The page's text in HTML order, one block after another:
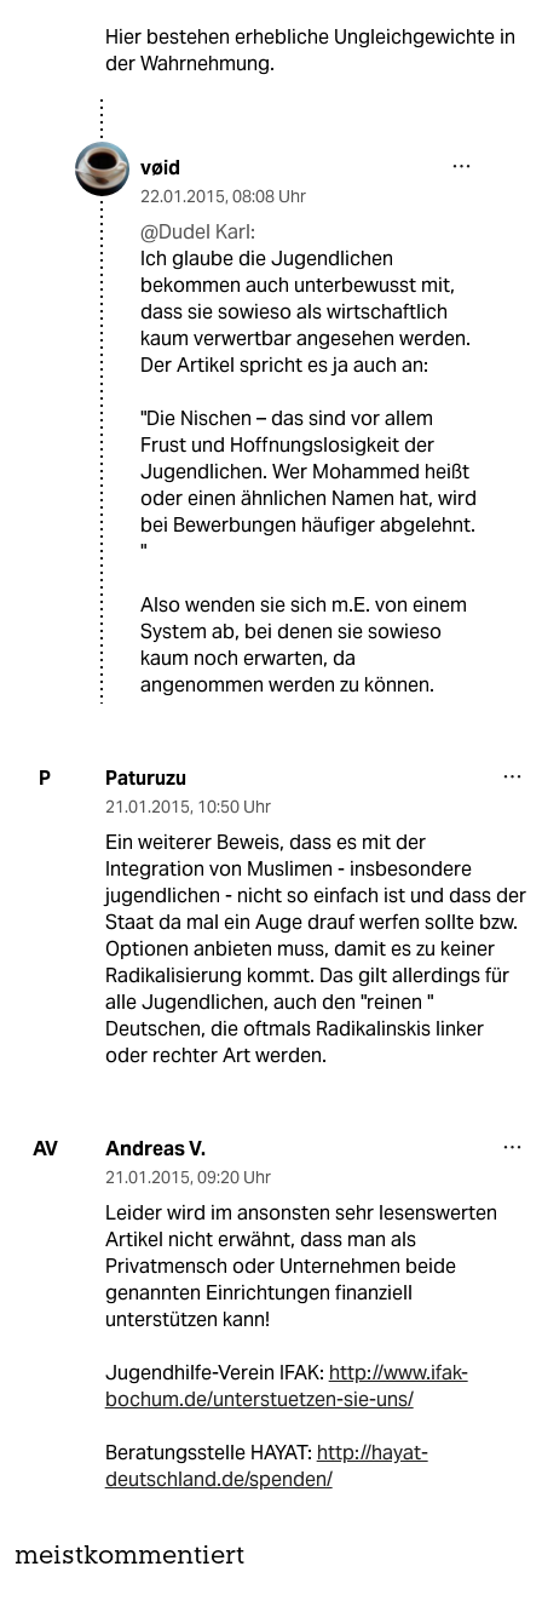
Hier bestehen erhebliche Ungleichgewichte in
der Wahrnehmung.
vøid
22.01.2015, 08:08 Uhr
@Dudel Karl:
Ich glaube die Jugendlichen
bekommen auch unterbewusst mit,
dass sie sowieso als wirtschaftlich
kaum verwertbar angesehen werden.
Der Artikel spricht es ja auch an:
"Die Nischen – das sind vor allem
Frust und Hoffnungslosigkeit der
Jugendlichen. Wer Mohammed heißt
oder einen ähnlichen Namen hat, wird
bei Bewerbungen häufiger abgelehnt.
"
Also wenden sie sich m.E. von einem
System ab, bei denen sie sowieso
kaum noch erwarten, da
angenommen werden zu können.
P Paturuzu
21.01.2015, 10:50 Uhr
Ein weiterer Beweis, dass es mit der
Integration von Muslimen - insbesondere
jugendlichen - nicht so einfach ist und dass der
Staat da mal ein Auge drauf werfen sollte bzw.
Optionen anbieten muss, damit es zu keiner
Radikalisierung kommt. Das gilt allerdings für
alle Jugendlichen, auch den "reinen "
Deutschen, die oftmals Radikalinskis linker
oder rechter Art werden.
AV Andreas V.
21.01.2015, 09:20 Uhr
Leider wird im ansonsten sehr lesenswerten
Artikel nicht erwähnt, dass man als
Privatmensch oder Unternehmen beide
genannten Einrichtungen finanziell
unterstützen kann!
Jugendhilfe-Verein IFAK: http://www.ifak-
bochum.de/unterstuetzen-sie-uns/
Beratungsstelle HAYAT: http://hayat-
deutschland.de/spenden/
meistkommentiert